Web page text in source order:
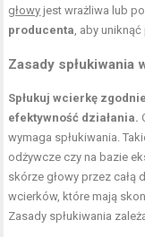
głowy jest wrażliwa lub
producenta , aby
Zasady
Spłukuj wcierkę
efektywność działania.
wymaga spłukiwania.
odżywcze czy na bazie
skórze głowy przez całą
wcierków, które mają
Zasady spłukiwania